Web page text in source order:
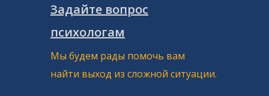
Задайте вопрос
психологам
Мы будем рады помочь вам
найти выход из сложной ситуации.